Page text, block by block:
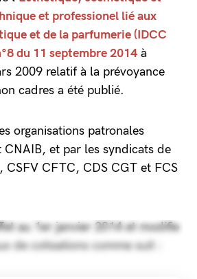
et professionel lié aux
et de la parfumerie (IDCC
du 11 septembre 2014à
2009 relatif à la prévoyance
cadres a été publié.
organisations patronales
CNAIB, et par les syndicats de
CSFV CFTC, CDS CGT et FCS
au 1er janvier 2014 et modifie
de cotisations comme suit :